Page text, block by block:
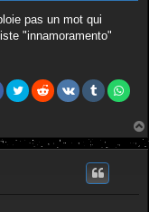
pas un mot qui
"innamoramento"